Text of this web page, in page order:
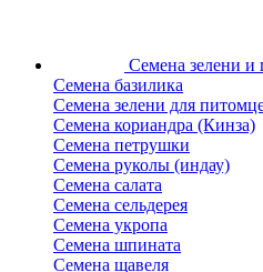
Семена зелени и
Семена базилика
Семена зелени для
Семена кориандра (Кинза)
Семена петрушки
Семена руколы (индау)
Семена салата
Семена сельдерея
Семена укропа
Семена шпината
Семена щавеля